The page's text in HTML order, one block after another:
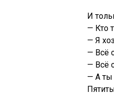
И
— Кто
— Я
— Всё
— Всё
— А ты